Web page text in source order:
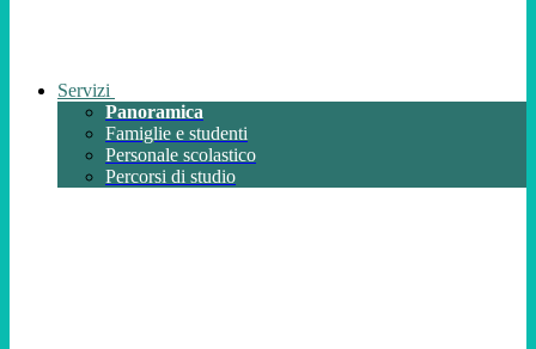
Servizi
Panoramica
Famiglie e studenti
Personale scolastico
Percorsi di studio